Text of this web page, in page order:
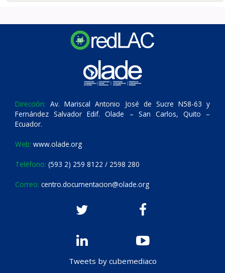
Dirección: Av. Mariscal Antonio José de Sucre N58-63 y
Fernández Salvador Edif. Olade – San Carlos, Quito –
Ecuador.
Web: www.olade.org
Teléfono: (593 2) 259 8122 / 2598 280
Correo: centro.documentacion@olade.org
Tweets by cubemediaco